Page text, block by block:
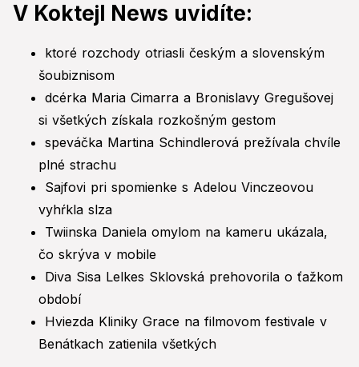
V Koktejl News uvidíte:
ktoré rozchody otriasli českým a slovenským
šoubiznisom
dcérka Maria Cimarra a Bronislavy Gregušovej
si všetkých získala rozkošným gestom
speváčka Martina Schindlerová prežívala chvíle
plné strachu
Sajfovi pri spomienke s Adelou Vinczeovou
vyhŕkla slza
Twiinska Daniela omylom na kameru ukázala,
čo skrýva v mobile
Diva Sisa Lelkes Sklovská prehovorila o ťažkom
období
Hviezda Kliniky Grace na filmovom festivale v
Benátkach zatienila všetkých